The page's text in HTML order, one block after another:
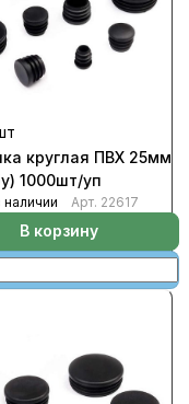
круглая ПВХ 25мм
1000шт/уп
наличии Арт. 22617
В корзину